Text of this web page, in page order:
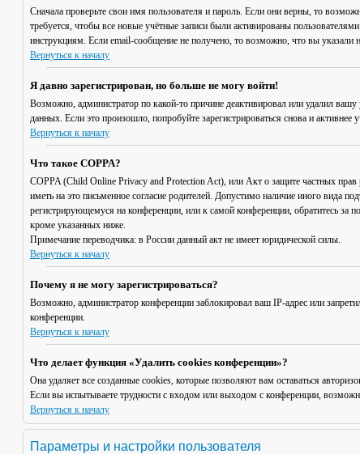
Сначала проверьте свои имя пользователя и пароль. Если они верны, то
требуется, чтобы все новые учётные записи были активированы
инструкциям. Если email-сообщение не получено, то возможно, что вы указали
Вернуться к началу
Я давно зарегистрирован, но больше не могу войти!
Возможно, администратор по какой-то причине деактивировал или удалил
данных. Если это произошло, попробуйте зарегистрироваться снова и активнее
Вернуться к началу
Что такое COPPA?
COPPA (Child Online Privacy and Protection Act), или Акт о защите частных
иметь на это письменное согласие родителей. Допустимо наличие иного
регистрирующемуся на конференции, или к самой конференции, обратитесь
кроме указанных ниже.
Примечание переводчика: в России данный акт не имеет юридической силы.
Вернуться к началу
Почему я не могу зарегистрироваться?
Возможно, администратор конференции заблокировал ваш IP-адрес или
конференции.
Вернуться к началу
Что делает функция «Удалить cookies конференции»?
Она удаляет все созданные cookies, которые позволяют вам оставаться
Если вы испытываете трудности с входом или выходом с конференции,
Вернуться к началу
Параметры и настройки пользователя